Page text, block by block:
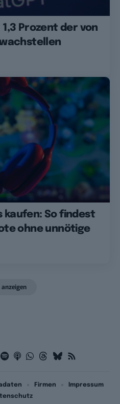
Prozent der von
kaufen: So findest
ohne unnötige
Firmen
Impressum